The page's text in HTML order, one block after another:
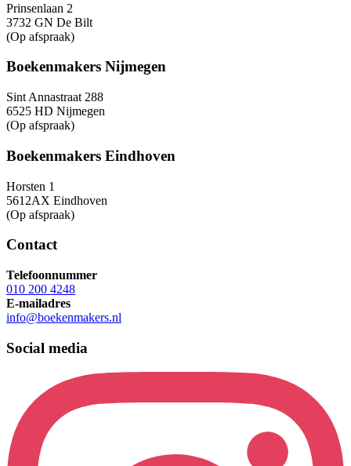
Prinsenlaan 2
3732 GN De Bilt
(Op afspraak)
Boekenmakers Nijmegen
Sint Annastraat 288
6525 HD Nijmegen
(Op afspraak)
Boekenmakers Eindhoven
Horsten 1
5612AX Eindhoven
(Op afspraak)
Contact
Telefoonnummer
010 200 4248
E-mailadres
info@boekenmakers.nl
Social media